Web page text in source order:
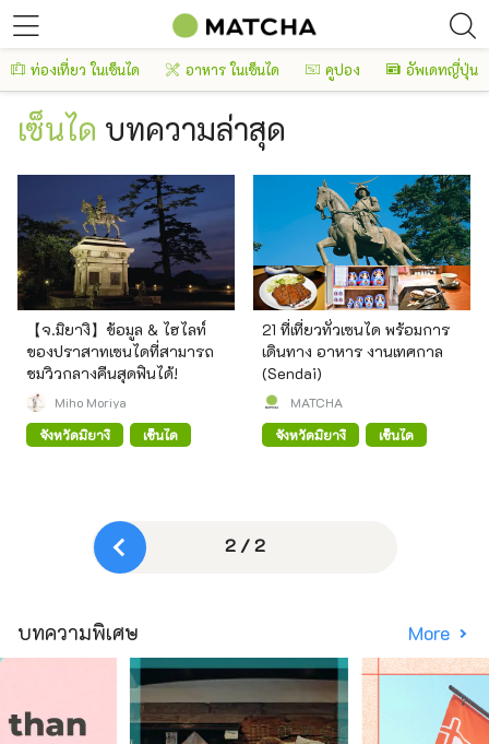
ท่องเที่ยว ในเซ็นได อาหาร ในเซ็นได คูปอง อัพเดทญี่ปุ่น
เซ็นได บทความล่าสุด
【จ.มิยางิ】ข้อมูล & ไฮไลท์
ของปราสาทเซนไดที่สามารถ
ชมวิวกลางคืนสุดฟินได้!
Miho Moriya
จังหวัดมิยางิ
เซ็นได
21 ที่เที่ยวทั่วเซนได พร้อมการ
เดินทาง อาหาร งานเทศกาล
(Sendai)
MATCHA
จังหวัดมิยางิ
เซ็นได
2 / 2
บทความพิเศษ More